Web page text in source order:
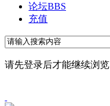
论坛BBS
充值
请先登录后才能继续浏览